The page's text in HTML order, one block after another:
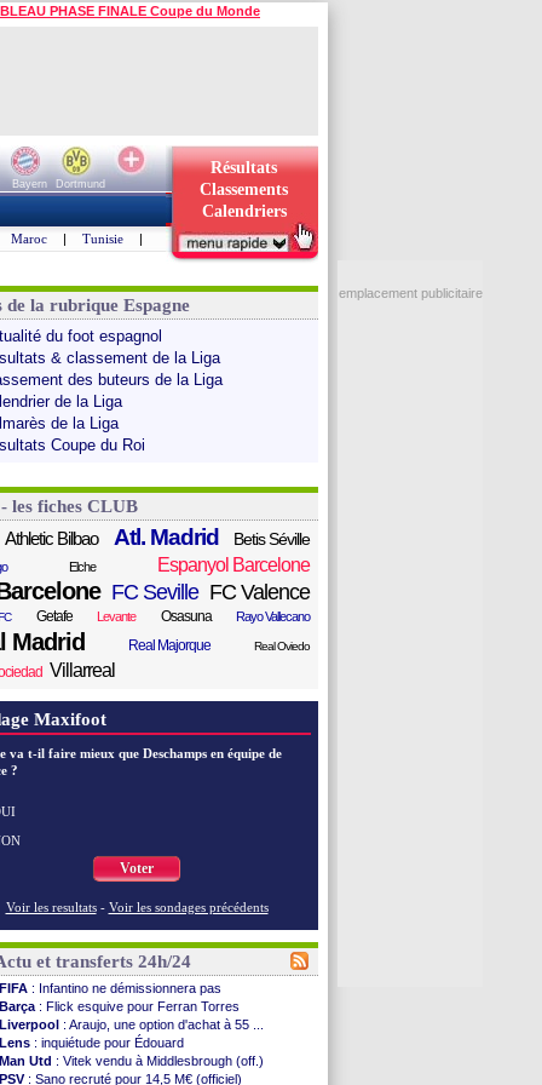
PHASE FINALE Coupe du Monde
Bayern
Dortmund
Résultats
Classements
Calendriers
Maroc | Tunisie |
de la rubrique Espagne
du foot espagnol
& classement de la Liga
des buteurs de la Liga
de la Liga
de la Liga
Coupe du Roi
les fiches CLUB
Athletic Bilbao Atl. Madrid Betis Séville
Elche Espanyol Barcelone
FC Seville FC Valence
Getafe Levante Osasuna Rayo Vallecano
Madrid Real Majorque Real Oviedo
Villarreal
Maxifoot
va t-il faire mieux que Deschamps en équipe de
?
Voter
Voir les resultats - Voir les sondages précédents
et transferts 24h/24
FIFA : Infantino ne démissionnera pas
Barça : Flick esquive pour Ferran Torres
Liverpool : Araujo, une option d'achat à 55 ...
Lens : inquiétude pour Édouard
Man Utd : Vitek vendu à Middlesbrough (off.)
PSV : Sano recruté pour 14,5 M€ (officiel)
emplacement publicitaire